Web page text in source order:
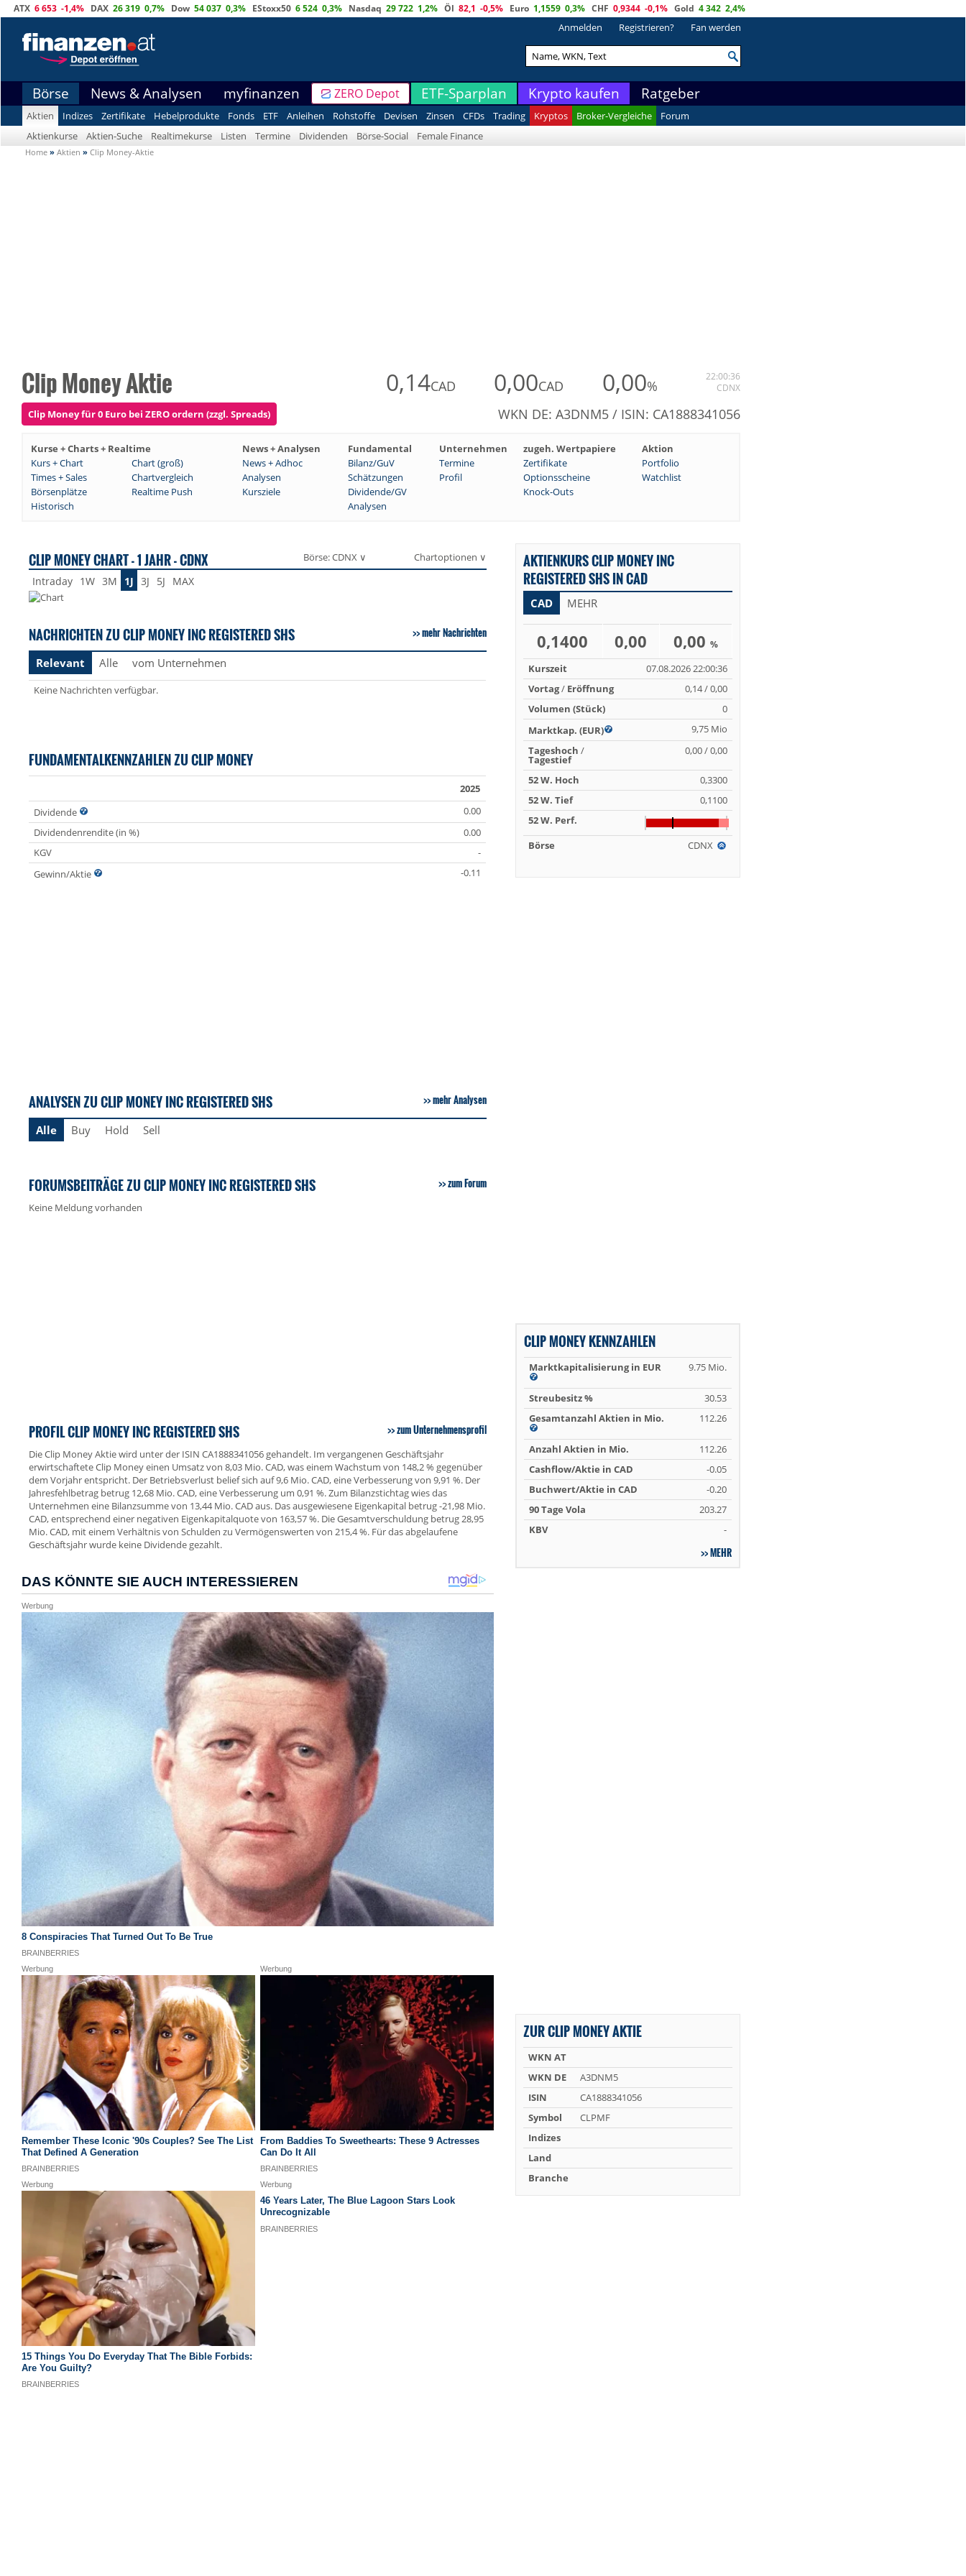
ATX 6 653 -1,4% DAX 26 319 0,7% Dow 54 037 0,3% EStoxx50 6 524 0,3% Nasdaq 29 722 1,2% Öl 82,1 -0,5% Euro 1,1559 0,3% CHF 0,9344 -0,1% Gold 4 342 2,4%
Anmelden Registrieren? Fan werden
Börse News & Analysen myfinanzen ZERO Depot ETF-Sparplan Krypto kaufen Ratgeber
Aktien Indizes Zertifikate Hebelprodukte Fonds ETF Anleihen Rohstoffe Devisen Zinsen CFDs Trading Kryptos Broker-Vergleiche
Forum
Aktienkurse
Aktien-Suche Realtimekurse Listen Termine Dividenden Börse-Social Female Finance
Home » Aktien » Clip Money-Aktie
Clip Money Aktie 0,14CAD 0,00CAD 0,00%
22:00:36
CDNX
Clip Money für 0 Euro bei ZERO ordern (zzgl. Spreads) WKN DE: A3DNM5 / ISIN: CA1888341056
Kurse + Charts + Realtime News + Analysen Fundamental Unternehmen zugeh. Wertpapiere
Aktion
Kurs + Chart
Chart (groß) News + Adhoc Bilanz/GuV Termine Zertifikate
Portfolio
Times + Sales
Chartvergleich Analysen Schätzungen Profil Optionsscheine
Watchlist
Börsenplätze
Realtime Push Kursziele Dividende/GV
Knock-Outs
Historisch
Analysen
CLIP MONEY CHART - 1 JAHR - CDNX Börse: CDNX ∨ Chartoptionen ∨
Intraday 1W 3M 1J 3J 5J MAX
NACHRICHTEN ZU CLIP MONEY INC REGISTERED SHS mehr Nachrichten
Relevant Alle vom Unternehmen
Keine Nachrichten verfügbar.
FUNDAMENTALKENNZAHLEN ZU CLIP MONEY
2025
Dividende
0.00
Dividendenrendite (in %)
0.00
KGV
-
Gewinn/Aktie
-0.11
ANALYSEN ZU CLIP MONEY INC REGISTERED SHS mehr Analysen
Alle Buy Hold Sell
FORUMSBEITRÄGE ZU CLIP MONEY INC REGISTERED SHS zum Forum
Keine Meldung vorhanden
PROFIL CLIP MONEY INC REGISTERED SHS zum Unternehmensprofil
Die Clip Money Aktie wird unter der ISIN CA1888341056 gehandelt. Im vergangenen Geschäftsjahr
erwirtschaftete Clip Money einen Umsatz von 8,03 Mio. CAD, was einem Wachstum von 148,2 % gegenüber
dem Vorjahr entspricht. Der Betriebsverlust belief sich auf 9,6 Mio. CAD, eine Verbesserung von 9,91 %. Der
Jahresfehlbetrag betrug 12,68 Mio. CAD, eine Verbesserung um 0,91 %. Zum Bilanzstichtag wies das
Unternehmen eine Bilanzsumme von 13,44 Mio. CAD aus. Das ausgewiesene Eigenkapital betrug -21,98 Mio.
CAD, entsprechend einer negativen Eigenkapitalquote von 163,57 %. Die Gesamtverschuldung betrug 28,95
Mio. CAD, mit einem Verhältnis von Schulden zu Vermögenswerten von 215,4 %. Für das abgelaufene
Geschäftsjahr wurde keine Dividende gezahlt.
AKTIENKURS CLIP MONEY INC
REGISTERED SHS IN CAD
CAD MEHR
0,1400 0,00 0,00 %
Kurszeit
07.08.2026 22:00:36
Vortag/ Eröffnung
0,14 / 0,00
Volumen (Stück)
0
Marktkap. (EUR)
9,75 Mio
Tageshoch /
Tagestief
0,00 / 0,00
52 W. Hoch
0,3300
52 W. Tief
0,1100
52 W. Perf.
Börse
CDNX
CLIP MONEY KENNZAHLEN
Marktkapitalisierung in EUR 9.75 Mio.
Streubesitz %
30.53
Gesamtanzahl Aktien in Mio.
112.26
Anzahl Aktien in Mio.
112.26
Cashflow/Aktie in CAD
-0.05
Buchwert/Aktie in CAD
-0.20
90 Tage Vola
203.27
KBV
-
MEHR
ZUR CLIP MONEY AKTIE
WKN AT
WKN DE
A3DNM5
ISIN
CA1888341056
Symbol
CLPMF
Indizes
Land
Branche